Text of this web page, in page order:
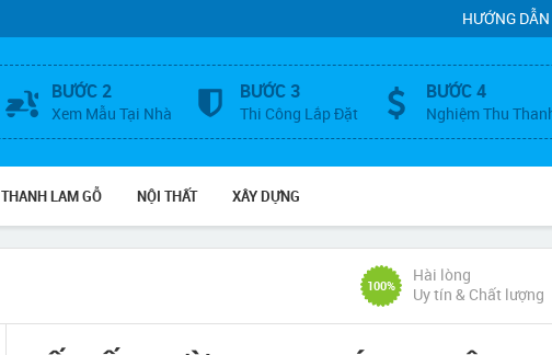
HƯỚNG
BƯỚC 2
Xem Mẫu Tại Nhà
BƯỚC 3
Thi Công Lắp Đặt
BƯỚC 4
Nghiệm Thu
THANH LAM GỖ NỘI THẤT XÂY DỰNG
100%
Hài lòng
Uy tín & Chất lượng